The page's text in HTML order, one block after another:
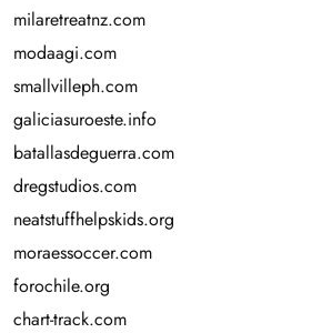
milaretreatnz.com
modaagi.com
smallvilleph.com
galiciasuroeste.info
batallasdeguerra.com
dregstudios.com
neatstuffhelpskids.org
moraessoccer.com
forochile.org
chart-track.com